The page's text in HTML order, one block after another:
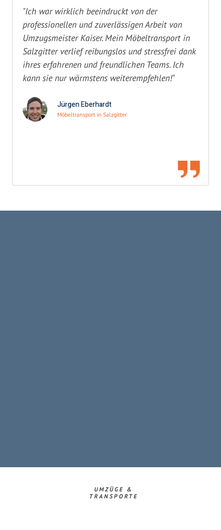
"Ich war wirklich beeindruckt von der
professionellen und zuverlässigen Arbeit von
Umzugsmeister Kaiser. Mein Möbeltransport in
Salzgitter verlief reibungslos und stressfrei dank
ihres erfahrenen und freundlichen Teams. Ich
kann sie nur wärmstens weiterempfehlen!"
Jürgen Eberhardt
Möbeltransport in Salzgitter
UMZÜGE &
TRANSPORTE